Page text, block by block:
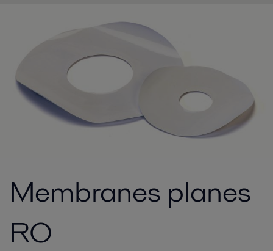
Membranes planes
RO